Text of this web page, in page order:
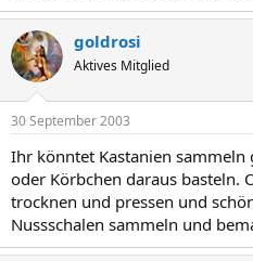
goldrosi
Aktives Mitglied
30 September 2003
Ihr könntet Kastanien sammeln
oder Körbchen daraus basteln.
trocknen und pressen und
Nussschalen sammeln und